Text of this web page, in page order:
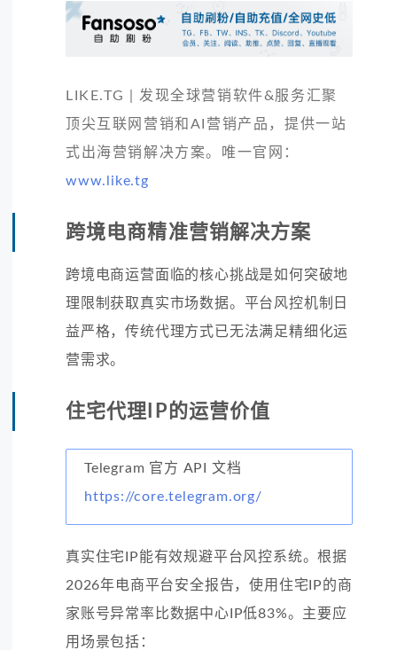
LIKE.TG | 发现全球营销软件&服务汇聚
顶尖互联网营销和AI营销产品，提供一站
式出海营销解决方案。唯一官网：
www.like.tg
跨境电商精准营销解决方案
跨境电商运营面临的核心挑战是如何突破地
理限制获取真实市场数据。平台风控机制日
益严格，传统代理方式已无法满足精细化运
营需求。
住宅代理IP的运营价值
Telegram 官方 API 文档
https://core.telegram.org/
真实住宅IP能有效规避平台风控系统。根据
2026年电商平台安全报告，使用住宅IP的商
家账号异常率比数据中心IP低83%。主要应
用场景包括：